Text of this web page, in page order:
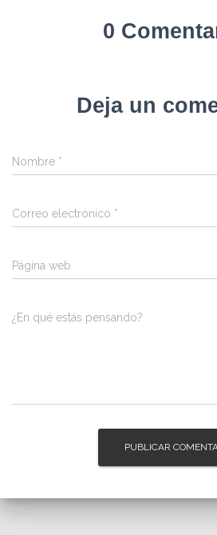
0
Deja un
Nombre *
Correo electrónico *
Página web
¿En qué estás pensando?